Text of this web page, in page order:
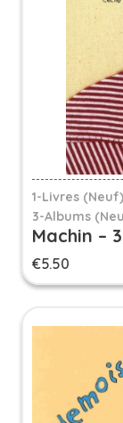
1-Livres (Neuf)
3-Albums
Machin –
€5.50